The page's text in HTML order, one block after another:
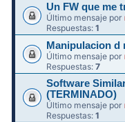
Un FW que me
Último mensaje por
Respuestas:1
Manipulacion d
Último mensaje por
Respuestas:7
Software
(TERMINADO)
Último mensaje por
Respuestas:1